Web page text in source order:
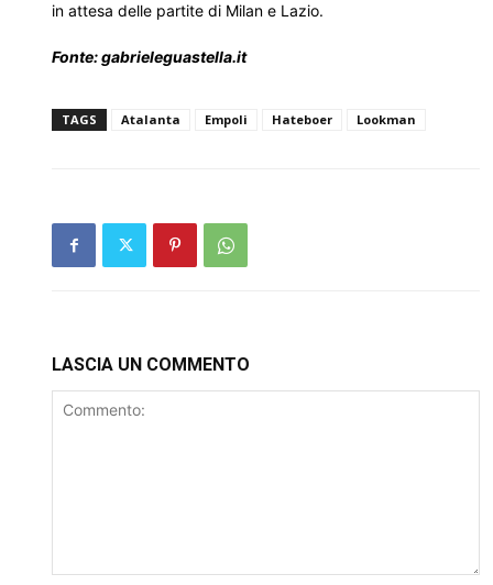
in attesa delle partite di Milan e Lazio.
Fonte: gabrieleguastella.it
TAGS Atalanta Empoli Hateboer Lookman
LASCIA UN COMMENTO